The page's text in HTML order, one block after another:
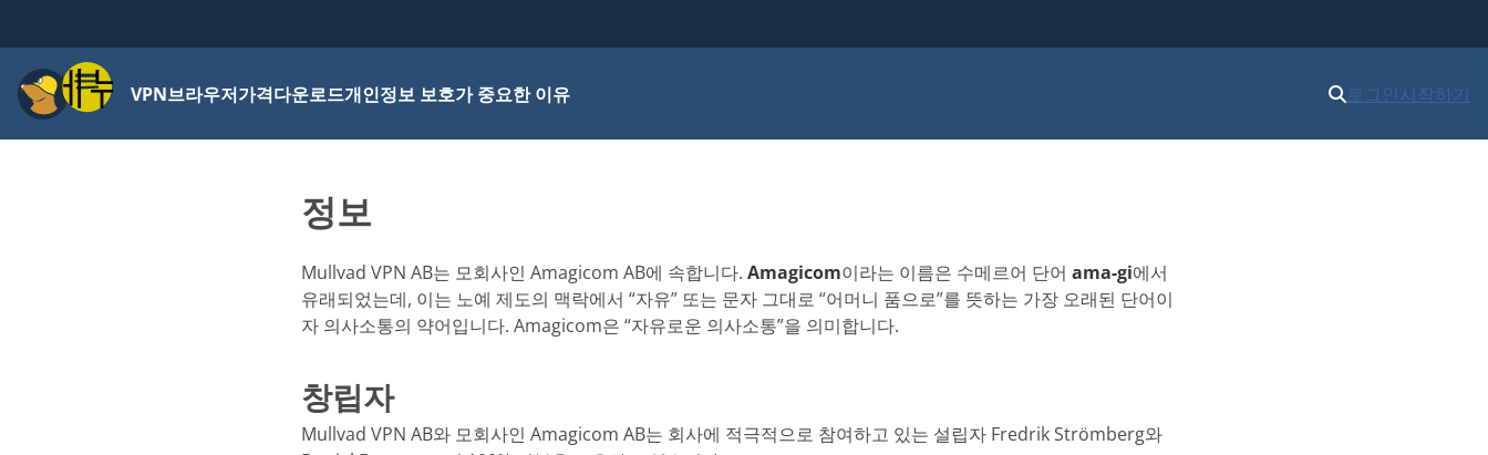
메뉴VPN브라우저가격다운로드개인정보 보호가 중요한 이유 로그인시작하기
정보
Mullvad VPN AB는 모회사인 Amagicom AB에 속합니다. Amagicom이라는 이름은 수메르어 단어 ama-gi에서
유래되었는데, 이는 노예 제도의 맥락에서 “자유” 또는 문자 그대로 “어머니 품으로”를 뜻하는 가장 오래된 단어이
자 의사소통의 약어입니다. Amagicom은 “자유로운 의사소통”을 의미합니다.
창립자
Mullvad VPN AB와 모회사인 Amagicom AB는 회사에 적극적으로 참여하고 있는 설립자 Fredrik Strömberg와